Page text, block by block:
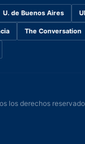
U. de Buenos Aires
The Conversation
los derechos